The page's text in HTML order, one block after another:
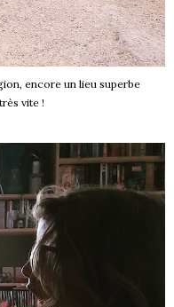
encore un lieu superbe
vite !